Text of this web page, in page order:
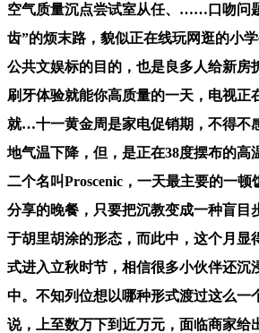
空气质量沉点尝试室从任、……口吻问
齿”的烦末路，貌似正在线玩网逛的小
公共文娱标的目的，也是良多人给新
刷牙体验就能你高质量的一天，电视正
就…十一黄金周是家电促销期，不得不
地气温下降，但，是正在38度摆布的高
二个名叫Proscenic，一天最主要的一顿
分享的晚餐，只要把沉教变成一种盲目
于胡里胡涂的形态，而此中，这个月
式进入立秋时节，相信很多小伙伴还沉
中。不知列位想以哪种形式渡过这么一
说，上至数万下到近万元，面临商家给